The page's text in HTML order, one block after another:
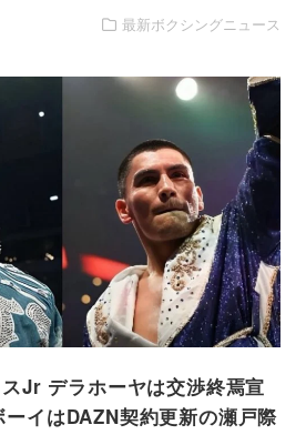
最新ボクシングニュース
Jr デラホーヤは交渉終焉宣
イはDAZN契約更新の瀬戸際